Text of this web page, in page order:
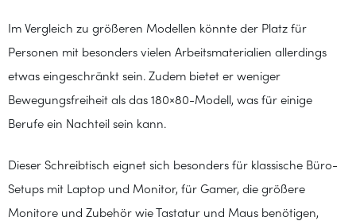
Im Vergleich zu größeren Modellen könnte der Platz für
Personen mit besonders vielen Arbeitsmaterialien allerdings
etwas eingeschränkt sein. Zudem bietet er weniger
Bewegungsfreiheit als das 180×80-Modell, was für einige
Berufe ein Nachteil sein kann.
Dieser Schreibtisch eignet sich besonders für klassische Büro-
Setups mit Laptop und Monitor, für Gamer, die größere
Monitore und Zubehör wie Tastatur und Maus benötigen,